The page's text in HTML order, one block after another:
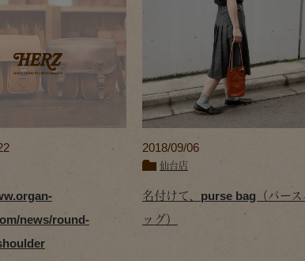
news/round-
2018/09/06
仙台店
名付けて、purse bag（パース
ッグ）